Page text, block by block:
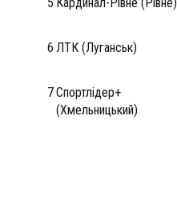
6 ЛТК (Луганськ)
7Спортлідер+
(Хмельницький)